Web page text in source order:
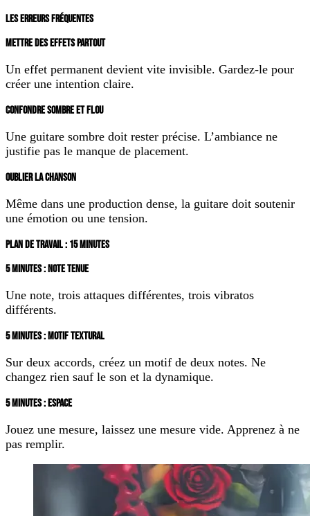
LES ERREURS FRÉQUENTES
METTRE DES EFFETS PARTOUT
Un effet permanent devient vite invisible. Gardez-le pour
créer une intention claire.
CONFONDRE SOMBRE ET FLOU
Une guitare sombre doit rester précise. L’ambiance ne
justifie pas le manque de placement.
OUBLIER LA CHANSON
Même dans une production dense, la guitare doit soutenir
une émotion ou une tension.
PLAN DE TRAVAIL : 15 MINUTES
5 MINUTES : NOTE TENUE
Une note, trois attaques différentes, trois vibratos
différents.
5 MINUTES : MOTIF TEXTURAL
Sur deux accords, créez un motif de deux notes. Ne
changez rien sauf le son et la dynamique.
5 MINUTES : ESPACE
Jouez une mesure, laissez une mesure vide. Apprenez à ne
pas remplir.